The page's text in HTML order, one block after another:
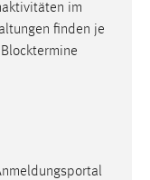
im
finden je